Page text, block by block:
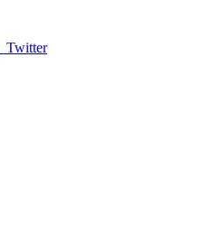
Twitter